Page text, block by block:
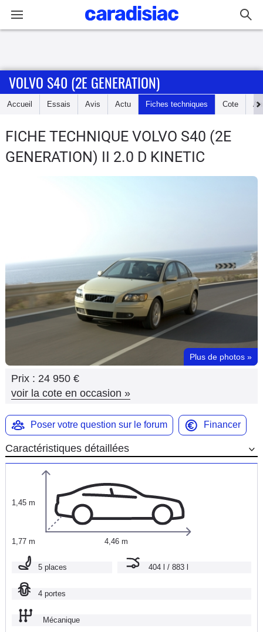
Accueil
Essais
Auto
Services
Moto
Marques
VOLVO S40 (2E GENERATION)
Accueil Essais Avis Actu Fiches techniques Cote
FICHE TECHNIQUE VOLVO S40 (2E
GENERATION) II 2.0 D KINETIC
Plus de photos »
Prix : 24 950 €
voir la cote en occasion »
Poser votre question sur le forum Financer
Caractéristiques détaillées
1,45 m
1,77 m 4,46 m
5 places 404 l / 883 l
4 portes
Mécanique